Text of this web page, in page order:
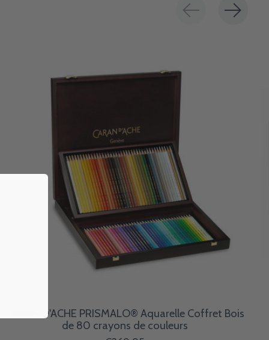
CARAN D'ACHE PRISMALO® Aquarelle Coffret Bois
de 80 crayons de couleurs